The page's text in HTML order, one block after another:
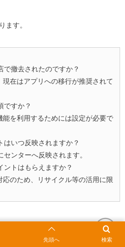
ます。
で撤去されたのですか？
現在はアプリへの移行が推奨されて
ですか？
能を利用するためには設定が必要で
はいつ反映されますか？
センターへ反映されます。
ントはもらえますか？
応のため、リサイクル等の活用に限
検索
先頭へ